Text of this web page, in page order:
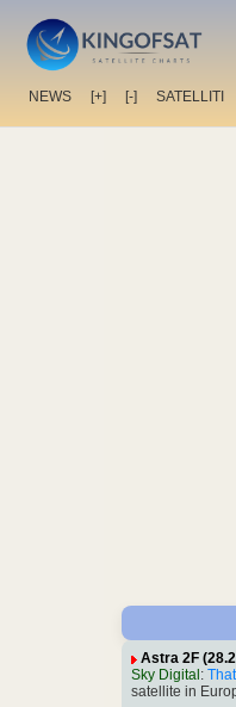
NEWS [+] [-] SATELLITI
Astra 2F
Sky Digital :
satellite in